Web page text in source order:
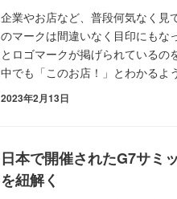
企業やお店など、普段何気なく見
のマークは間違いなく目印にもな
とロゴマークが掲げられている
中でも「このお店！」とわかる
2023年2月13日
日本で開催されたG7サミ
を紐解く